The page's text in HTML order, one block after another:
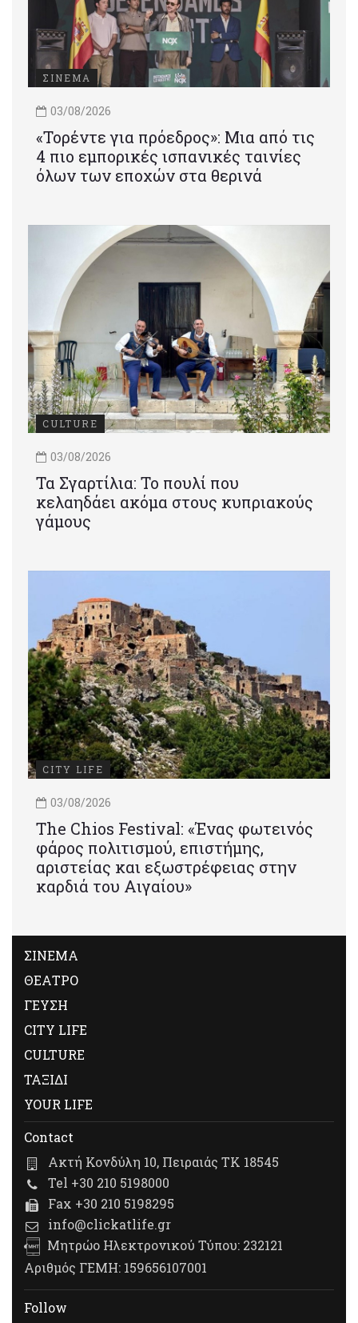
ΣΙΝΕΜΑ
03/08/2026
«Τορέντε για πρόεδρος»: Mια από τις
4 πιο εμπορικές ισπανικές ταινίες
όλων των εποχών στα θερινά
CULTURE
03/08/2026
Τα Σγαρτίλια: Το πουλί που
κελαηδάει ακόμα στους κυπριακούς
γάμους
CITY LIFE
03/08/2026
Τhe Chios Festival: «Ένας φωτεινός
φάρος πολιτισμού, επιστήμης,
αριστείας και εξωστρέφειας στην
καρδιά του Αιγαίου»
ΣΙΝΕΜΑ
ΘΕΑΤΡΟ
ΓΕΥΣΗ
CITY LIFE
CULTURE
ΤΑΞΙΔΙ
YOUR LIFE
Contact
Ακτή Κονδύλη 10, Πειραιάς ΤΚ 18545
Tel +30 210 5198000
Fax +30 210 5198295
info@clickatlife.gr
Μητρώο Ηλεκτρονικού Τύπου: 232121
Αριθμός ΓΕΜΗ: 159656107001
Follow